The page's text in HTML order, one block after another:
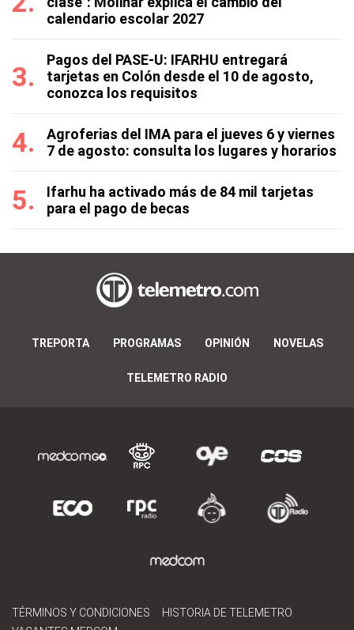
calendario escolar 2027
Pagos del PASE-U: IFARHU entregará
tarjetas en Colón desde el 10 de agosto,
conozca los requisitos
Agroferias del IMA para el jueves 6 y viernes
7 de agosto: consulta los lugares y horarios
Ifarhu ha activado más de 84 mil tarjetas
para el pago de becas
TREPORTA PROGRAMAS OPINIÓN NOVELAS
TELEMETRO RADIO
TÉRMINOS Y CONDICIONES
HISTORIA DE TELEMETRO